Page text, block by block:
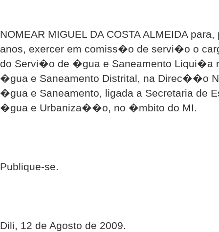
NOMEAR MIGUEL DA COSTA ALMEIDA
anos, exercer em comiss�o de servi�o o
do Servi�o de �gua e Saneamento Liqui�a
�gua e Saneamento Distrital, na Direc��o
�gua e Saneamento, ligada a Secretaria de
�gua e Urbaniza��o, no �mbito do MI.
Publique-se.
Dili, 12 de Agosto de 2009.